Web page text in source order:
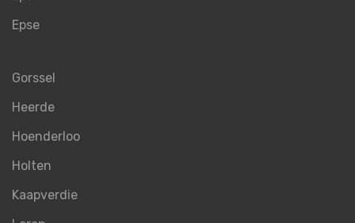
Epse
Gorssel
Heerde
Hoenderloo
Holten
Kaapverdie